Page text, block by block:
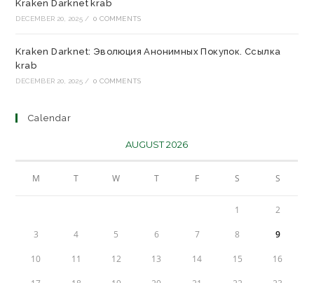
Kraken Darknet krab
DECEMBER 20, 2025 / 0 COMMENTS
Kraken Darknet: Эволюция Анонимных Покупок. Ссылка
krab
DECEMBER 20, 2025 / 0 COMMENTS
Calendar
AUGUST 2026
M T W T F S S
1 2
3 4 5 6 7 8 9
10 11 12 13 14 15 16